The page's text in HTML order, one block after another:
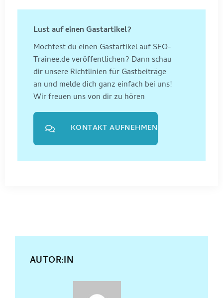
Lust auf einen Gastartikel?
Möchtest du einen Gastartikel auf SEO-
Trainee.de veröffentlichen? Dann schau
dir unsere Richtlinien für Gastbeiträge
an und melde dich ganz einfach bei uns!
Wir freuen uns von dir zu hören
KONTAKT AUFNEHMEN
AUTOR:IN